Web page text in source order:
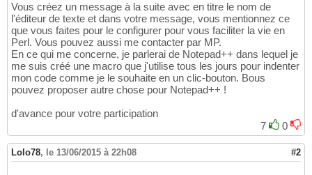
Vous créez un message à la suite avec en titre le nom de
l'éditeur de texte et dans votre message, vous mentionnez ce
que vous faites pour le configurer pour vous faciliter la vie en
Perl. Vous pouvez aussi me contacter par MP.
En ce qui me concerne, je parlerai de Notepad++ dans lequel je
me suis créé une macro que j'utilise tous les jours pour indenter
mon code comme je le souhaite en un clic-bouton. Bous
pouvez proposer autre chose pour Notepad++ !
d'avance pour votre participation
7
0
Lolo78, le 13/06/2015 à 22h08 #2